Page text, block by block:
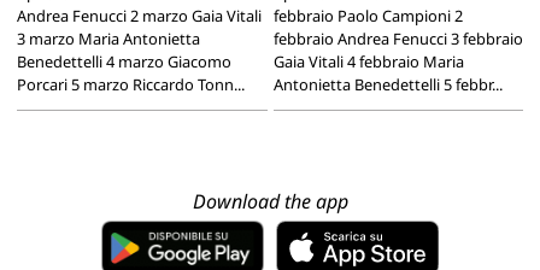
Andrea Fenucci 2 marzo Gaia Vitali
3 marzo Maria Antonietta
Benedettelli 4 marzo Giacomo
Porcari 5 marzo Riccardo Tonn...
febbraio Paolo Campioni 2
febbraio Andrea Fenucci 3 febbraio
Gaia Vitali 4 febbraio Maria
Antonietta Benedettelli 5 febbr...
Download the app